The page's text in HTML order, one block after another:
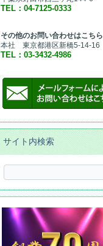
TEL：04-7125-0333
その他のお問い合わせはこちら
本社 東京都港区新橋5-14-16
TEL：03-3432-4986
サイト内検索